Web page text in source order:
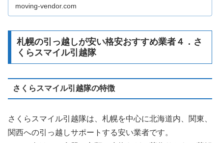
moving-vendor.com
札幌の引っ越しが安い格安おすすめ業者４．さ
くらスマイル引越隊
さくらスマイル引越隊の特徴
さくらスマイル引越隊は、札幌を中心に北海道内、関東、
関西への引っ越しサポートする安い業者です。